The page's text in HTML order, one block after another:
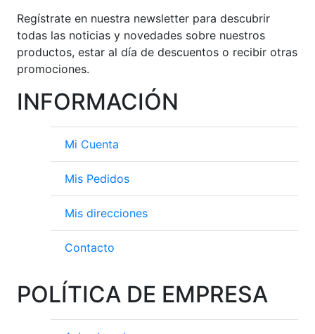
INFORMACIÓN
Mi Cuenta
Mis Pedidos
Mis direcciones
Contacto
POLÍTICA DE EMPRESA
Regístrate en nuestra newsletter para descubrir
todas las noticias y novedades sobre nuestros
productos, estar al día de descuentos o recibir otras
promociones.